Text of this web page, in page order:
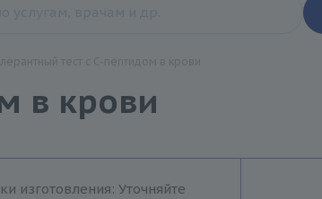
в крови
изготовления: Уточняйте